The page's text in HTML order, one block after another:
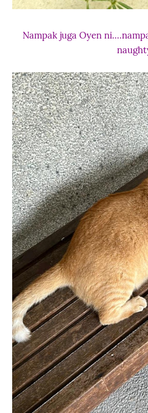
Nampak juga Oyen